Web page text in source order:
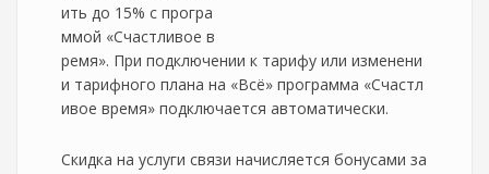
ить до 15% с програ
ммой «Счастливое в
ремя». При подключении к тарифу или изменени
и тарифного плана на «Всё» программа «Счастл
ивое время» подключается автоматически.
Скидка на услуги связи начисляется бонусами за